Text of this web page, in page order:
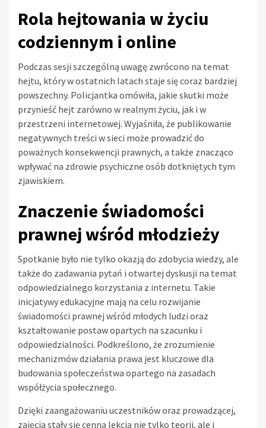
Rola hejtowania w życiu
codziennym i online
Podczas sesji szczególną uwagę zwrócono na temat
hejtu, który w ostatnich latach staje się coraz bardziej
powszechny. Policjantka omówiła, jakie skutki może
przynieść hejt zarówno w realnym życiu, jak i w
przestrzeni internetowej. Wyjaśniła, że publikowanie
negatywnych treści w sieci może prowadzić do
poważnych konsekwencji prawnych, a także znacząco
wpływać na zdrowie psychiczne osób dotkniętych tym
zjawiskiem.
Znaczenie świadomości
prawnej wśród młodzieży
Spotkanie było nie tylko okazją do zdobycia wiedzy, ale
także do zadawania pytań i otwartej dyskusji na temat
odpowiedzialnego korzystania z internetu. Takie
inicjatywy edukacyjne mają na celu rozwijanie
świadomości prawnej wśród młodych ludzi oraz
kształtowanie postaw opartych na szacunku i
odpowiedzialności. Podkreślono, że zrozumienie
mechanizmów działania prawa jest kluczowe dla
budowania społeczeństwa opartego na zasadach
współżycia społecznego.
Dzięki zaangażowaniu uczestników oraz prowadzącej,
zajęcia stały się cenną lekcją nie tylko teorii, ale i